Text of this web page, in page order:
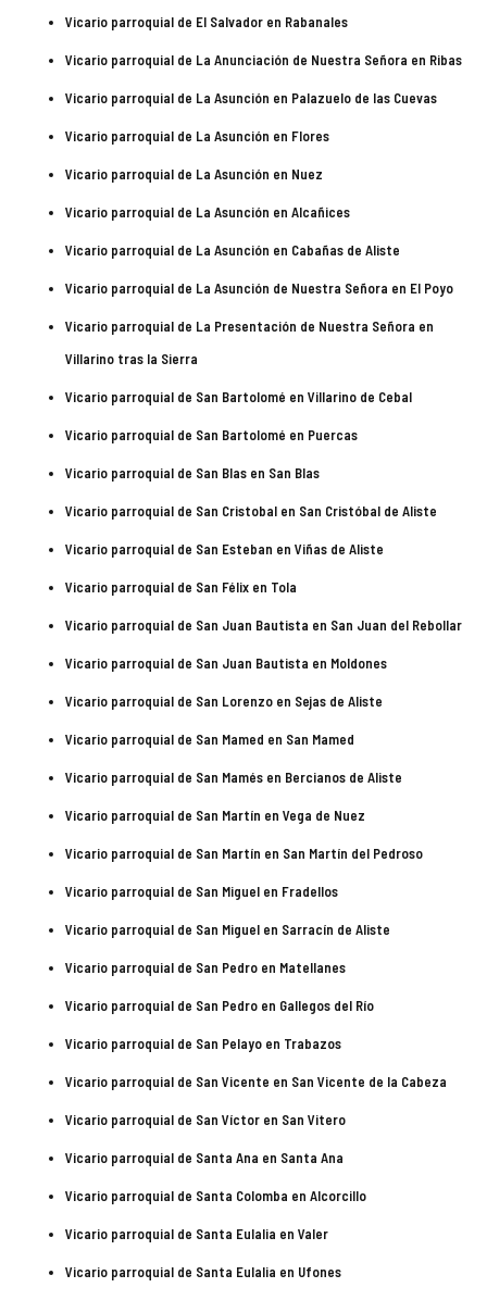
Vicario parroquial de El Salvador en Rabanales
Vicario parroquial de La Anunciación de Nuestra Señora en Ribas
Vicario parroquial de La Asunción en Palazuelo de las Cuevas
Vicario parroquial de La Asunción en Flores
Vicario parroquial de La Asunción en Nuez
Vicario parroquial de La Asunción en Alcañices
Vicario parroquial de La Asunción en Cabañas de Aliste
Vicario parroquial de La Asunción de Nuestra Señora en El Poyo
Vicario parroquial de La Presentación de Nuestra Señora en
Villarino tras la Sierra
Vicario parroquial de San Bartolomé en Villarino de Cebal
Vicario parroquial de San Bartolomé en Puercas
Vicario parroquial de San Blas en San Blas
Vicario parroquial de San Cristobal en San Cristóbal de Aliste
Vicario parroquial de San Esteban en Viñas de Aliste
Vicario parroquial de San Félix en Tola
Vicario parroquial de San Juan Bautista en San Juan del Rebollar
Vicario parroquial de San Juan Bautista en Moldones
Vicario parroquial de San Lorenzo en Sejas de Aliste
Vicario parroquial de San Mamed en San Mamed
Vicario parroquial de San Mamés en Bercianos de Aliste
Vicario parroquial de San Martín en Vega de Nuez
Vicario parroquial de San Martín en San Martín del Pedroso
Vicario parroquial de San Miguel en Fradellos
Vicario parroquial de San Miguel en Sarracín de Aliste
Vicario parroquial de San Pedro en Matellanes
Vicario parroquial de San Pedro en Gallegos del Río
Vicario parroquial de San Pelayo en Trabazos
Vicario parroquial de San Vicente en San Vicente de la Cabeza
Vicario parroquial de San Víctor en San Vitero
Vicario parroquial de Santa Ana en Santa Ana
Vicario parroquial de Santa Colomba en Alcorcillo
Vicario parroquial de Santa Eulalia en Valer
Vicario parroquial de Santa Eulalia en Ufones